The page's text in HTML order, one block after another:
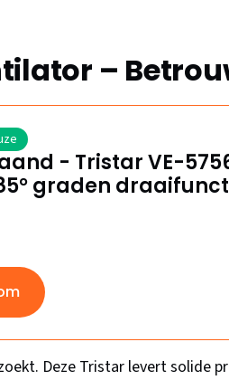
–
- Tristar VE-
graden
Deze Tristar levert solide